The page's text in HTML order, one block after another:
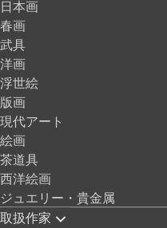
日本画
春画
武具
洋画
浮世絵
版画
現代アート
絵画
茶道具
西洋絵画
ジュエリー・貴金属
取扱作家